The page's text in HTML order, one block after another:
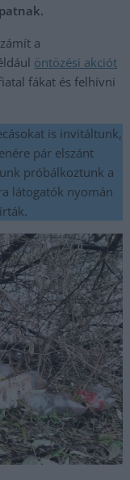
a
öntözési akciót
fákat és felhívni
is invitáltunk,
pár elszánt
próbálkoztunk a
látogatók nyomán